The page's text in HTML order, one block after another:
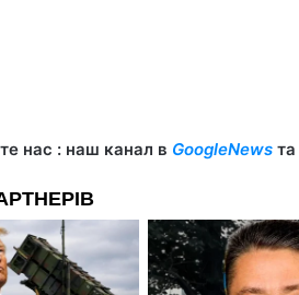
нас : наш канал в GoogleNewsта